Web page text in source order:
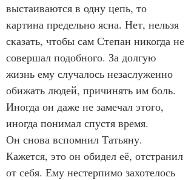
выстаиваются в одну цепь, то
картина предельно ясна. Нет, нельзя
сказать, чтобы сам Степан никогда не
совершал подобного. За долгую
жизнь ему случалось незаслуженно
обижать людей, причинять им боль.
Иногда он даже не замечал этого,
иногда понимал спустя время.
Он снова вспомнил Татьяну.
Кажется, это он обидел её, отстранил
от себя. Ему нестерпимо захотелось